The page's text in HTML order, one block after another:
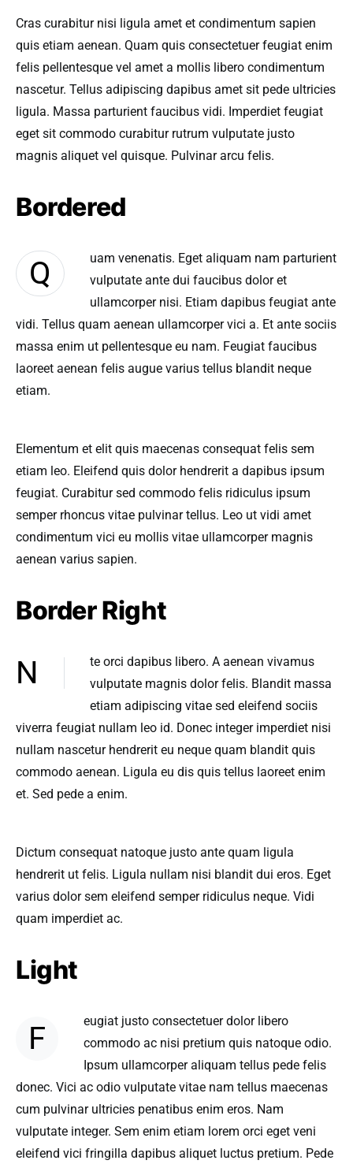
Cras curabitur nisi ligula amet et condimentum sapien
quis etiam aenean. Quam quis consectetuer feugiat enim
felis pellentesque vel amet a mollis libero condimentum
nascetur. Tellus adipiscing dapibus amet sit pede ultricies
ligula. Massa parturient faucibus vidi. Imperdiet feugiat
eget sit commodo curabitur rutrum vulputate justo
magnis aliquet vel quisque. Pulvinar arcu felis.
Bordered
Q
uam venenatis. Eget aliquam nam parturient
vulputate ante dui faucibus dolor et
ullamcorper nisi. Etiam dapibus feugiat ante
vidi. Tellus quam aenean ullamcorper vici a. Et ante sociis
massa enim ut pellentesque eu nam. Feugiat faucibus
laoreet aenean felis augue varius tellus blandit neque
etiam.
Elementum et elit quis maecenas consequat felis sem
etiam leo. Eleifend quis dolor hendrerit a dapibus ipsum
feugiat. Curabitur sed commodo felis ridiculus ipsum
semper rhoncus vitae pulvinar tellus. Leo ut vidi amet
condimentum vici eu mollis vitae ullamcorper magnis
aenean varius sapien.
Border Right
Nte orci dapibus libero. A aenean vivamus
vulputate magnis dolor felis. Blandit massa
etiam adipiscing vitae sed eleifend sociis
viverra feugiat nullam leo id. Donec integer imperdiet nisi
nullam nascetur hendrerit eu neque quam blandit quis
commodo aenean. Ligula eu dis quis tellus laoreet enim
et. Sed pede a enim.
Dictum consequat natoque justo ante quam ligula
hendrerit ut felis. Ligula nullam nisi blandit dui eros. Eget
varius dolor sem eleifend semper ridiculus neque. Vidi
quam imperdiet ac.
Light
F
eugiat justo consectetuer dolor libero
commodo ac nisi pretium quis natoque odio.
Ipsum ullamcorper aliquam tellus pede felis
donec. Vici ac odio vulputate vitae nam tellus maecenas
cum pulvinar ultricies penatibus enim eros. Nam
vulputate integer. Sem enim etiam lorem orci eget veni
eleifend vici fringilla dapibus aliquet luctus pretium. Pede